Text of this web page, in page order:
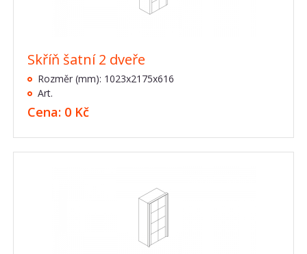
Skříň šatní 2 dveře
Rozměr (mm): 1023x2175x616
Art.
Cena: 0 Kč